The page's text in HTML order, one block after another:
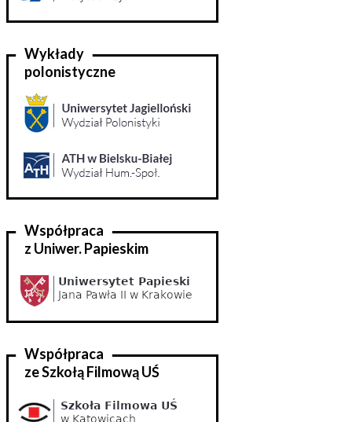
Wykłady
polonistyczne
Współpraca
z Uniwer. Papieskim
Współpraca
ze Szkołą Filmową UŚ